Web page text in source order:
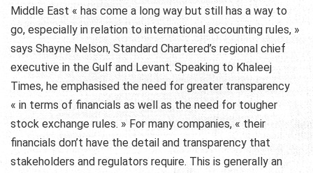
Middle East « has come a long way but still has a way to
go, especially in relation to international accounting rules, »
says Shayne Nelson, Standard Chartered’s regional chief
executive in the Gulf and Levant. Speaking to Khaleej
Times, he emphasised the need for greater transparency
« in terms of financials as well as the need for tougher
stock exchange rules. » For many companies, « their
financials don’t have the detail and transparency that
stakeholders and regulators require. This is generally an